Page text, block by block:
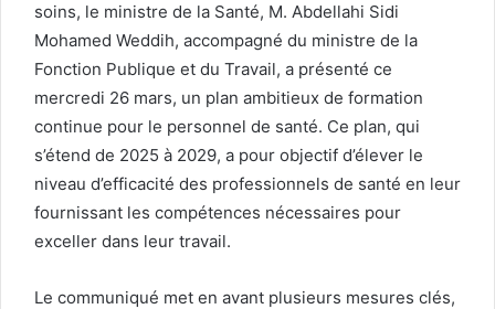
soins, le ministre de la Santé, M. Abdellahi Sidi
Mohamed Weddih, accompagné du ministre de la
Fonction Publique et du Travail, a présenté ce
mercredi 26 mars, un plan ambitieux de formation
continue pour le personnel de santé. Ce plan, qui
s’étend de 2025 à 2029, a pour objectif d’élever le
niveau d’efficacité des professionnels de santé en leur
fournissant les compétences nécessaires pour
exceller dans leur travail.
Le communiqué met en avant plusieurs mesures clés,